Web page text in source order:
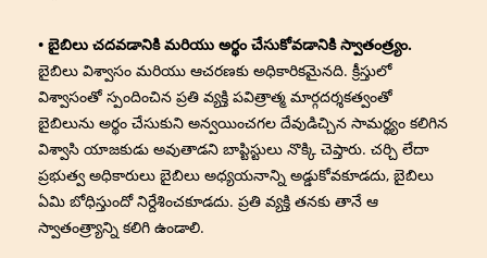
• బైబిలు చదవడానికి మరియు అర్థం చేసుకోవడానికి స్వాతంత్ర్యం.
బైబిలు విశ్వాసం మరియు ఆచరణకు అధికారికమైనది. క్రీస్తులో
విశ్వాసంతో స్పందించిన ప్రతి వ్యక్తి పవిత్రాత్మ మార్గదర్శకత్వంతో
బైబిలును అర్థం చేసుకుని అన్వయించగల దేవుడిచ్చిన సామర్థ్యం కలిగిన
విశ్వాసి యాజకుడు అవుతాడని బాప్టిస్టులు నొక్కి చెప్తారు. చర్చి లేదా
ప్రభుత్వ అధికారులు బైబిలు అధ్యయనాన్ని అడ్డుకోవకూడదు, బైబిలు
ఏమి బోధిస్తుందో నిర్దేశించకూడదు. ప్రతి వ్యక్తి తనకు తానే ఆ
స్వాతంత్ర్యాన్ని కలిగి ఉండాలి.